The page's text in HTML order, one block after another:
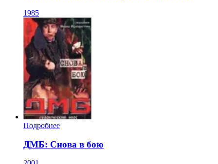
1985
Подробнее
ДМБ: Снова в бою